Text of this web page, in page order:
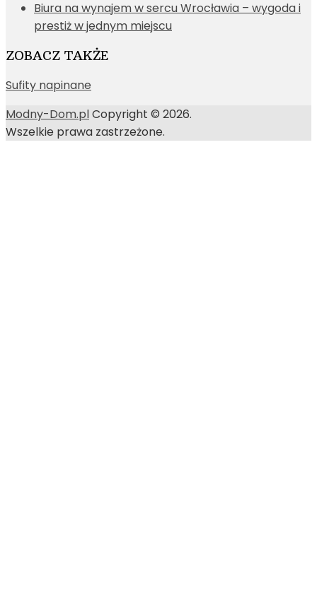
Biura na wynajem w sercu Wrocławia – wygoda i
prestiż w jednym miejscu
ZOBACZ TAKŻE
Sufity napinane
Modny-Dom.plCopyright © 2026.
Wszelkie prawa zastrzeżone.